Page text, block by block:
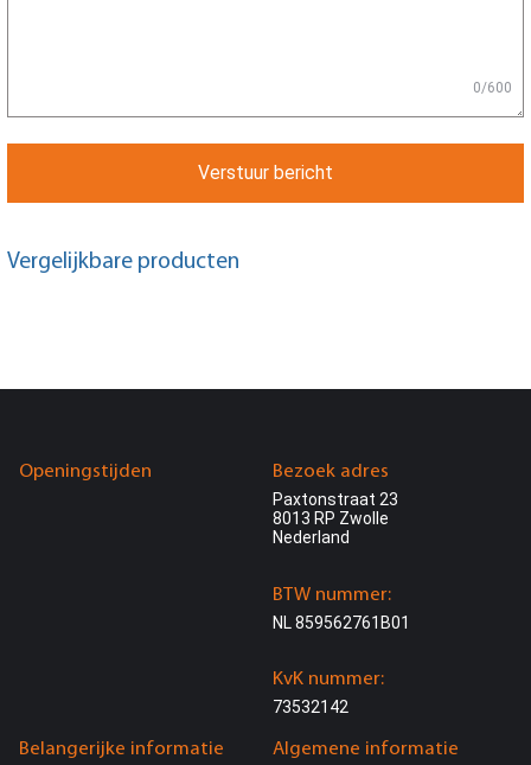
0/600
Verstuur bericht
Vergelijkbare producten
Openingstijden
Belangerijke informatie Algemene informatie
Bezoek adres
Paxtonstraat 23
8013 RP Zwolle
Nederland
BTW nummer:
NL 859562761B01
KvK nummer:
73532142